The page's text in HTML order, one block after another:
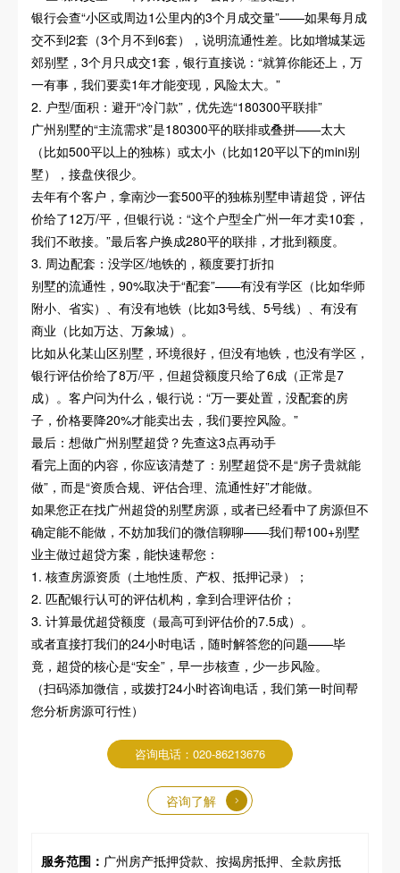
银行会查“小区或周边1公里内的3个月成交量”——如果每月成
交不到2套（3个月不到6套），说明流通性差。比如增城某远
郊别墅，3个月只成交1套，银行直接说：“就算你能还上，万
一有事，我们要卖1年才能变现，风险太大。”
2. 户型/面积：避开“冷门款”，优先选“180300平联排”
广州别墅的“主流需求”是180300平的联排或叠拼——太大
（比如500平以上的独栋）或太小（比如120平以下的mini别
墅），接盘侠很少。
去年有个客户，拿南沙一套500平的独栋别墅申请超贷，评估
价给了12万/平，但银行说：“这个户型全广州一年才卖10套，
我们不敢接。”最后客户换成280平的联排，才批到额度。
3. 周边配套：没学区/地铁的，额度要打折扣
别墅的流通性，90%取决于“配套”——有没有学区（比如华师
附小、省实）、有没有地铁（比如3号线、5号线）、有没有
商业（比如万达、万象城）。
比如从化某山区别墅，环境很好，但没有地铁，也没有学区，
银行评估价给了8万/平，但超贷额度只给了6成（正常是7
成）。客户问为什么，银行说：“万一要处置，没配套的房
子，价格要降20%才能卖出去，我们要控风险。”
最后：想做广州别墅超贷？先查这3点再动手
看完上面的内容，你应该清楚了：别墅超贷不是“房子贵就能
做”，而是“资质合规、评估合理、流通性好”才能做。
如果您正在找广州超贷的别墅房源，或者已经看中了房源但不
确定能不能做，不妨加我们的微信聊聊——我们帮100+别墅
业主做过超贷方案，能快速帮您：
1. 核查房源资质（土地性质、产权、抵押记录）；
2. 匹配银行认可的评估机构，拿到合理评估价；
3. 计算最优超贷额度（最高可到评估价的7.5成）。
或者直接打我们的24小时电话，随时解答您的问题——毕
竟，超贷的核心是“安全”，早一步核查，少一步风险。
（扫码添加微信，或拨打24小时咨询电话，我们第一时间帮
您分析房源可行性）
咨询电话：020-86213676
咨询了解
服务范围： 广州房产抵押贷款、按揭房抵押、全款房抵